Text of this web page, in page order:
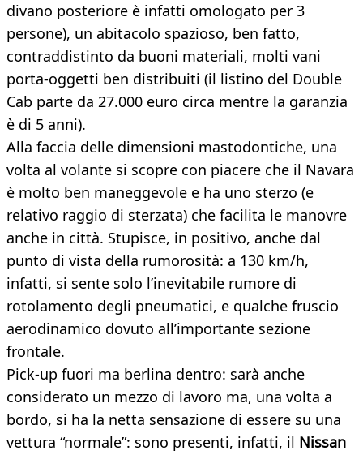
divano posteriore è infatti omologato per 3
persone), un abitacolo spazioso, ben fatto,
contraddistinto da buoni materiali, molti vani
porta-oggetti ben distribuiti (il listino del Double
Cab parte da 27.000 euro circa mentre la garanzia
è di 5 anni).
Alla faccia delle dimensioni mastodontiche, una
volta al volante si scopre con piacere che il Navara
è molto ben maneggevole e ha uno sterzo (e
relativo raggio di sterzata) che facilita le manovre
anche in città. Stupisce, in positivo, anche dal
punto di vista della rumorosità: a 130 km/h,
infatti, si sente solo l’inevitabile rumore di
rotolamento degli pneumatici, e qualche fruscio
aerodinamico dovuto all’importante sezione
frontale.
Pick-up fuori ma berlina dentro: sarà anche
considerato un mezzo di lavoro ma, una volta a
bordo, si ha la netta sensazione di essere su una
vettura “normale”: sono presenti, infatti, il Nissan